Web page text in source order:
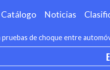
Catálogo Noticias
de choque entre